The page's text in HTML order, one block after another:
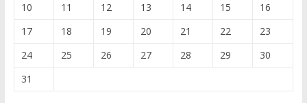
10
11 12 13 14 15
16
17
18 19 20 21 22
23
24
25 26 27 28 29
30
31